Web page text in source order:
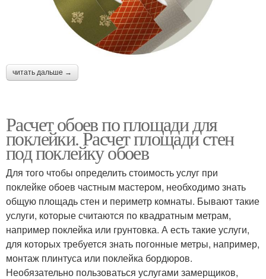
читать дальше →
Расчет обоев по площади для
поклейки. Расчет площади стен
под поклейку обоев
Для того чтобы определить стоимость услуг при
поклейке обоев частным мастером, необходимо знать
общую площадь стен и периметр комнаты. Бывают такие
услуги, которые считаются по квадратным метрам,
например поклейка или грунтовка. А есть такие услуги,
для которых требуется знать погонные метры, например,
монтаж плинтуса или поклейка бордюров.
Необязательно пользоваться услугами замерщиков,